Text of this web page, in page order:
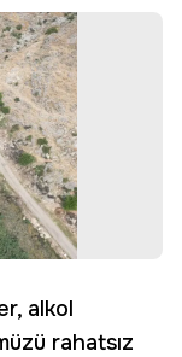
alkol
rahatsız